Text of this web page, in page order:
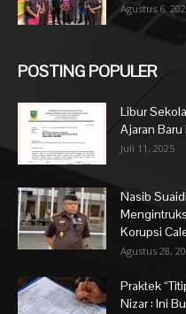
Agustus 6,
POSTING POPULER
Libur
Ajaran
Juli 11, 2025
Nasib
Korupsi
Agustus 28,
Praktek
Nizar : Ini